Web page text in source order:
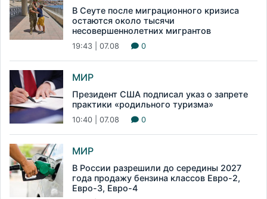
В Сеуте после миграционного кризиса
остаются около тысячи
несовершеннолетних мигрантов
19:43 | 07.08 0
МИР
Президент США подписал указ о запрете
практики «родильного туризма»
10:40 | 07.08 0
МИР
В России разрешили до середины 2027
года продажу бензина классов Евро-2,
Евро-3, Евро-4